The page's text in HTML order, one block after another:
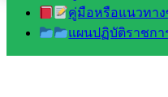
คู่มือหรือแนวทา
แผนปฏิบัติราชกา